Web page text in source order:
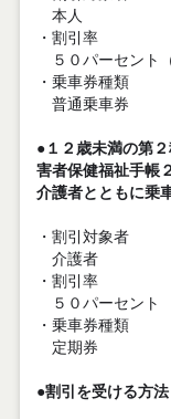
本人
・割引率
５０パーセント
・乗車券種類
普通乗車券
●１２歳未満の第
害者保健福祉手帳
介護者とともに乗
・割引対象者
介護者
・割引率
５０パーセント
・乗車券種類
定期券
●割引を受ける方法